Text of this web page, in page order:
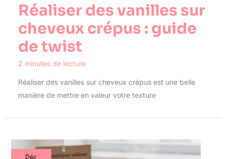
Réaliser des vanilles sur
cheveux crépus : guide
de twist
2 minutes de lecture
Réaliser des vanilles sur cheveux crépus est une belle
manière de mettre en valeur votre texture
Déc